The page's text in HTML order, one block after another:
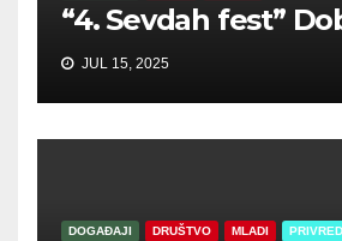
“4. Sevdah fest”
JUL 15, 2025
DOGAĐAJI DRUŠTVO MLADI